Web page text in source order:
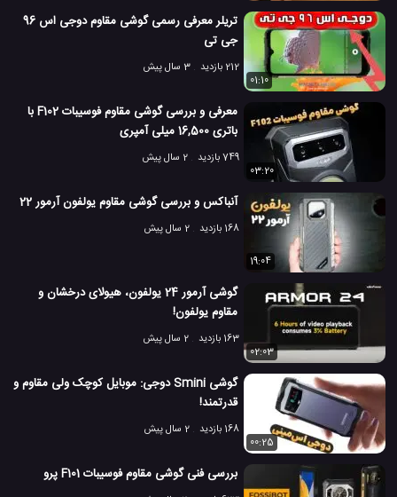
تریلر معرفی رسمی گوشی مقاوم دوجی اس 96
جی تی
212 بازدید
3 سال پیش
01:10
معرفی و بررسی گوشی مقاوم فوسیبات F102 با
باتری 16,500 میلی آمپری
749 بازدید
2 سال پیش
03:20
آنباکس و بررسی گوشی مقاوم یولفون آرمور 22
168 بازدید 2 سال پیش
19:04
گوشی آرمور 24 یولفون، هیولای درخشان و
مقاوم یولفون!
163 بازدید
2 سال پیش
02:03
گوشی Smini دوجی: موبایل کوچک ولی مقاوم و
قدرتمند!
168 بازدید
2 سال پیش
00:25
بررسی فنی گوشی مقاوم فوسیبات F101 پرو